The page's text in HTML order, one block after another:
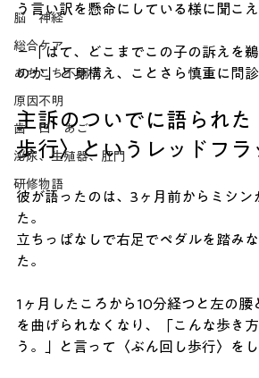
脳 神経
総合ケア
あちこち不調
原因不明
歯 口 あご
泌尿、生殖器、肛門
研修物語
う言い訳を懸命にしている様に聞こえ
－「はて、どこまでこの子の訴えを
のか」と身構え、ことさら慎重に問診
主訴のついでに語られた
歩行〉というレッドフラ
彼が語ったのは、3ヶ月前からミシン
た。
立ちっぱなしで右足でペダルを踏み
た。
1ヶ月したころから10分経つと左の腰
を曲げられなくなり、「こんな歩き
う。」と言って〈ぶん回し歩行〉をし